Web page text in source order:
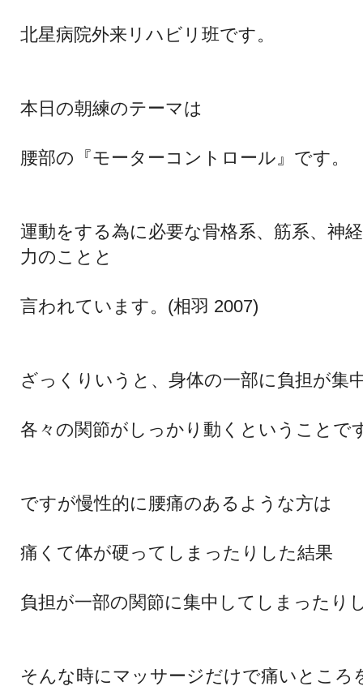
北星病院外来リハビリ班です。
本日の朝練のテーマは
腰部の『モーターコントロール』です。
運動をする為に必要な骨格系、筋系、神
力のことと
言われています。(相羽 2007)
ざっくりいうと、身体の一部に負担が集
各々の関節がしっかり動くということで
ですが慢性的に腰痛のあるような方は
痛くて体が硬ってしまったりした結果
負担が一部の関節に集中してしまったり
そんな時にマッサージだけで痛いところ